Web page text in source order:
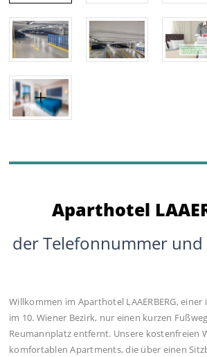
Aparthotel
der Telefonnummer und
Willkommen im Aparthotel LAAERBERG,
im 10. Wiener Bezirk, nur einen kurzen
Reumannplatz entfernt. Unsere kostenfreien
komfortablen Apartments, die über einen